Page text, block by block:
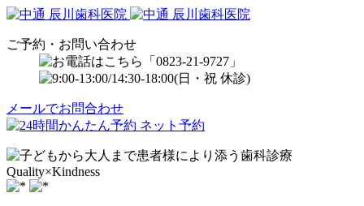
ご予約・お問い合わせ
メールでお問合わせ